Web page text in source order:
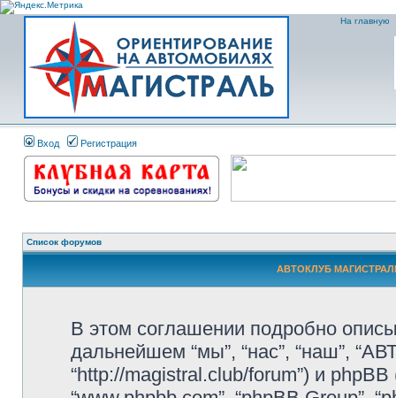
На главную
Вход Регистрация
Список форумов
АВТОКЛУБ
В этом соглашении подробно
дальнейшем “мы”, “нас”, “наш”,
“http://magistral.club/forum”) и